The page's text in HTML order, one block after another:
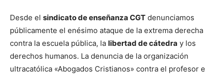
Desde el sindicato de enseñanza CGT denunciamos
públicamente el enésimo ataque de la extrema derecha
contra la escuela pública, la libertad de cátedra y los
derechos humanos. La denuncia de la organización
ultracatólica «Abogados Cristianos» contra el profesor e